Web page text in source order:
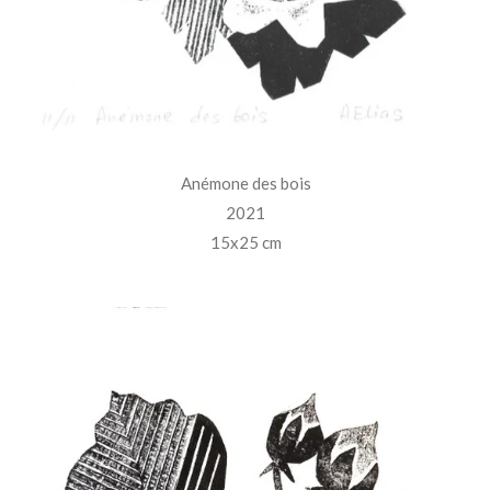
Anémone des bois
2021
15x25 cm